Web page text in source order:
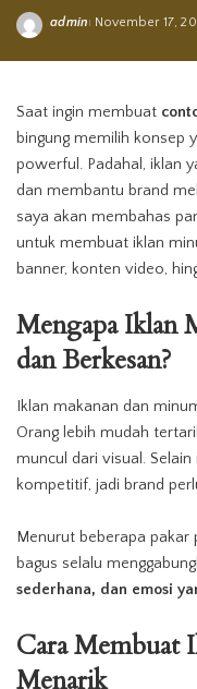
Posted
admin November 17,
Saat ingin membuat
bingung memilih konsep
powerful. Padahal, iklan
dan membantu brand
saya akan membahas
untuk membuat iklan
banner, konten video,
Mengapa Iklan
dan Berkesan?
Iklan makanan dan
Orang lebih mudah
muncul dari visual.
kompetitif, jadi brand
Menurut beberapa pakar
bagus selalu
sederhana, dan emosi
CaraMembuat
Menarik